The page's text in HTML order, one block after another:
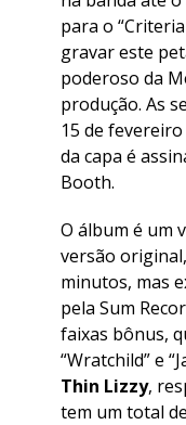
para o “
gravar este
poderoso da
produção. As
15 de
da capa é
Booth.
O álbum é um
versão
minutos, mas
pela Sum
faixas bônus,
“Wratchild” e “
Thin Lizzy,
tem um total